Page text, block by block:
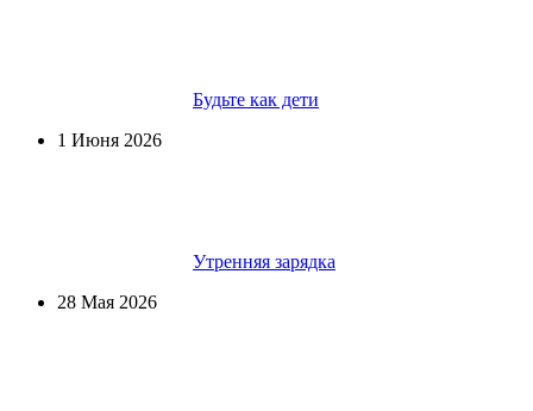
Будьте как дети
1 Июня 2026
Утренняя зарядка
28 Мая 2026